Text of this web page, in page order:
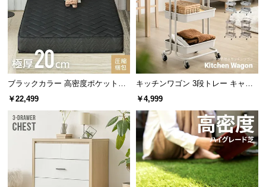
に
つ
い
て
約
て
棚板 高さ調節 間隔
4枚 19段階 約3.2㎝
金属ダボで簡単調節
工具も力も必要なく、金属ダボの差
さを調節できます。
ブラックカラー 高密度ポケットコ
イルマットレス Q
￥22,499
キッチンワゴン 3段トレー キャス
ター付きタイプ
￥4,999